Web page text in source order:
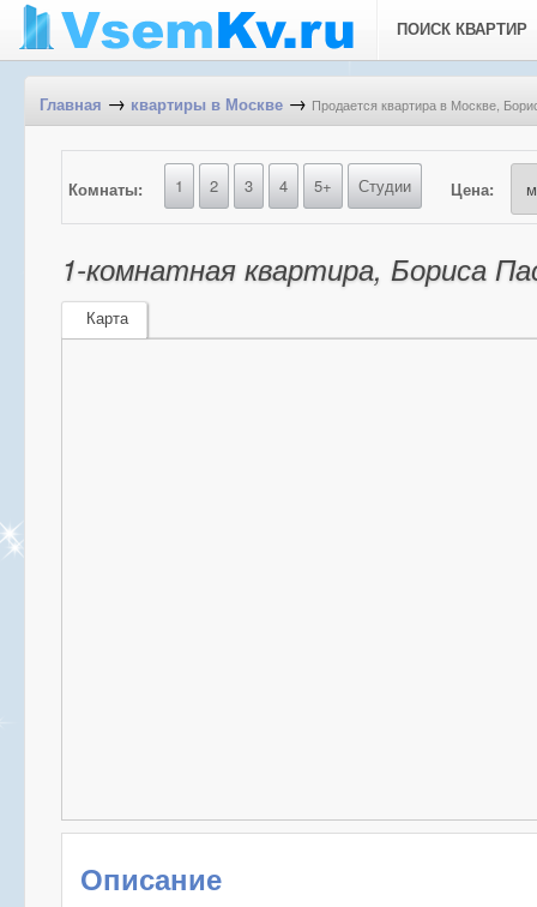
ПОИСК КВАРТИР
Главная → квартиры в Москве → Продается квартира в Москве,
Комнаты: 1 2 3 4 5+ Студии Цена:
1-комнатная квартира, Бориса
Карта
Описание